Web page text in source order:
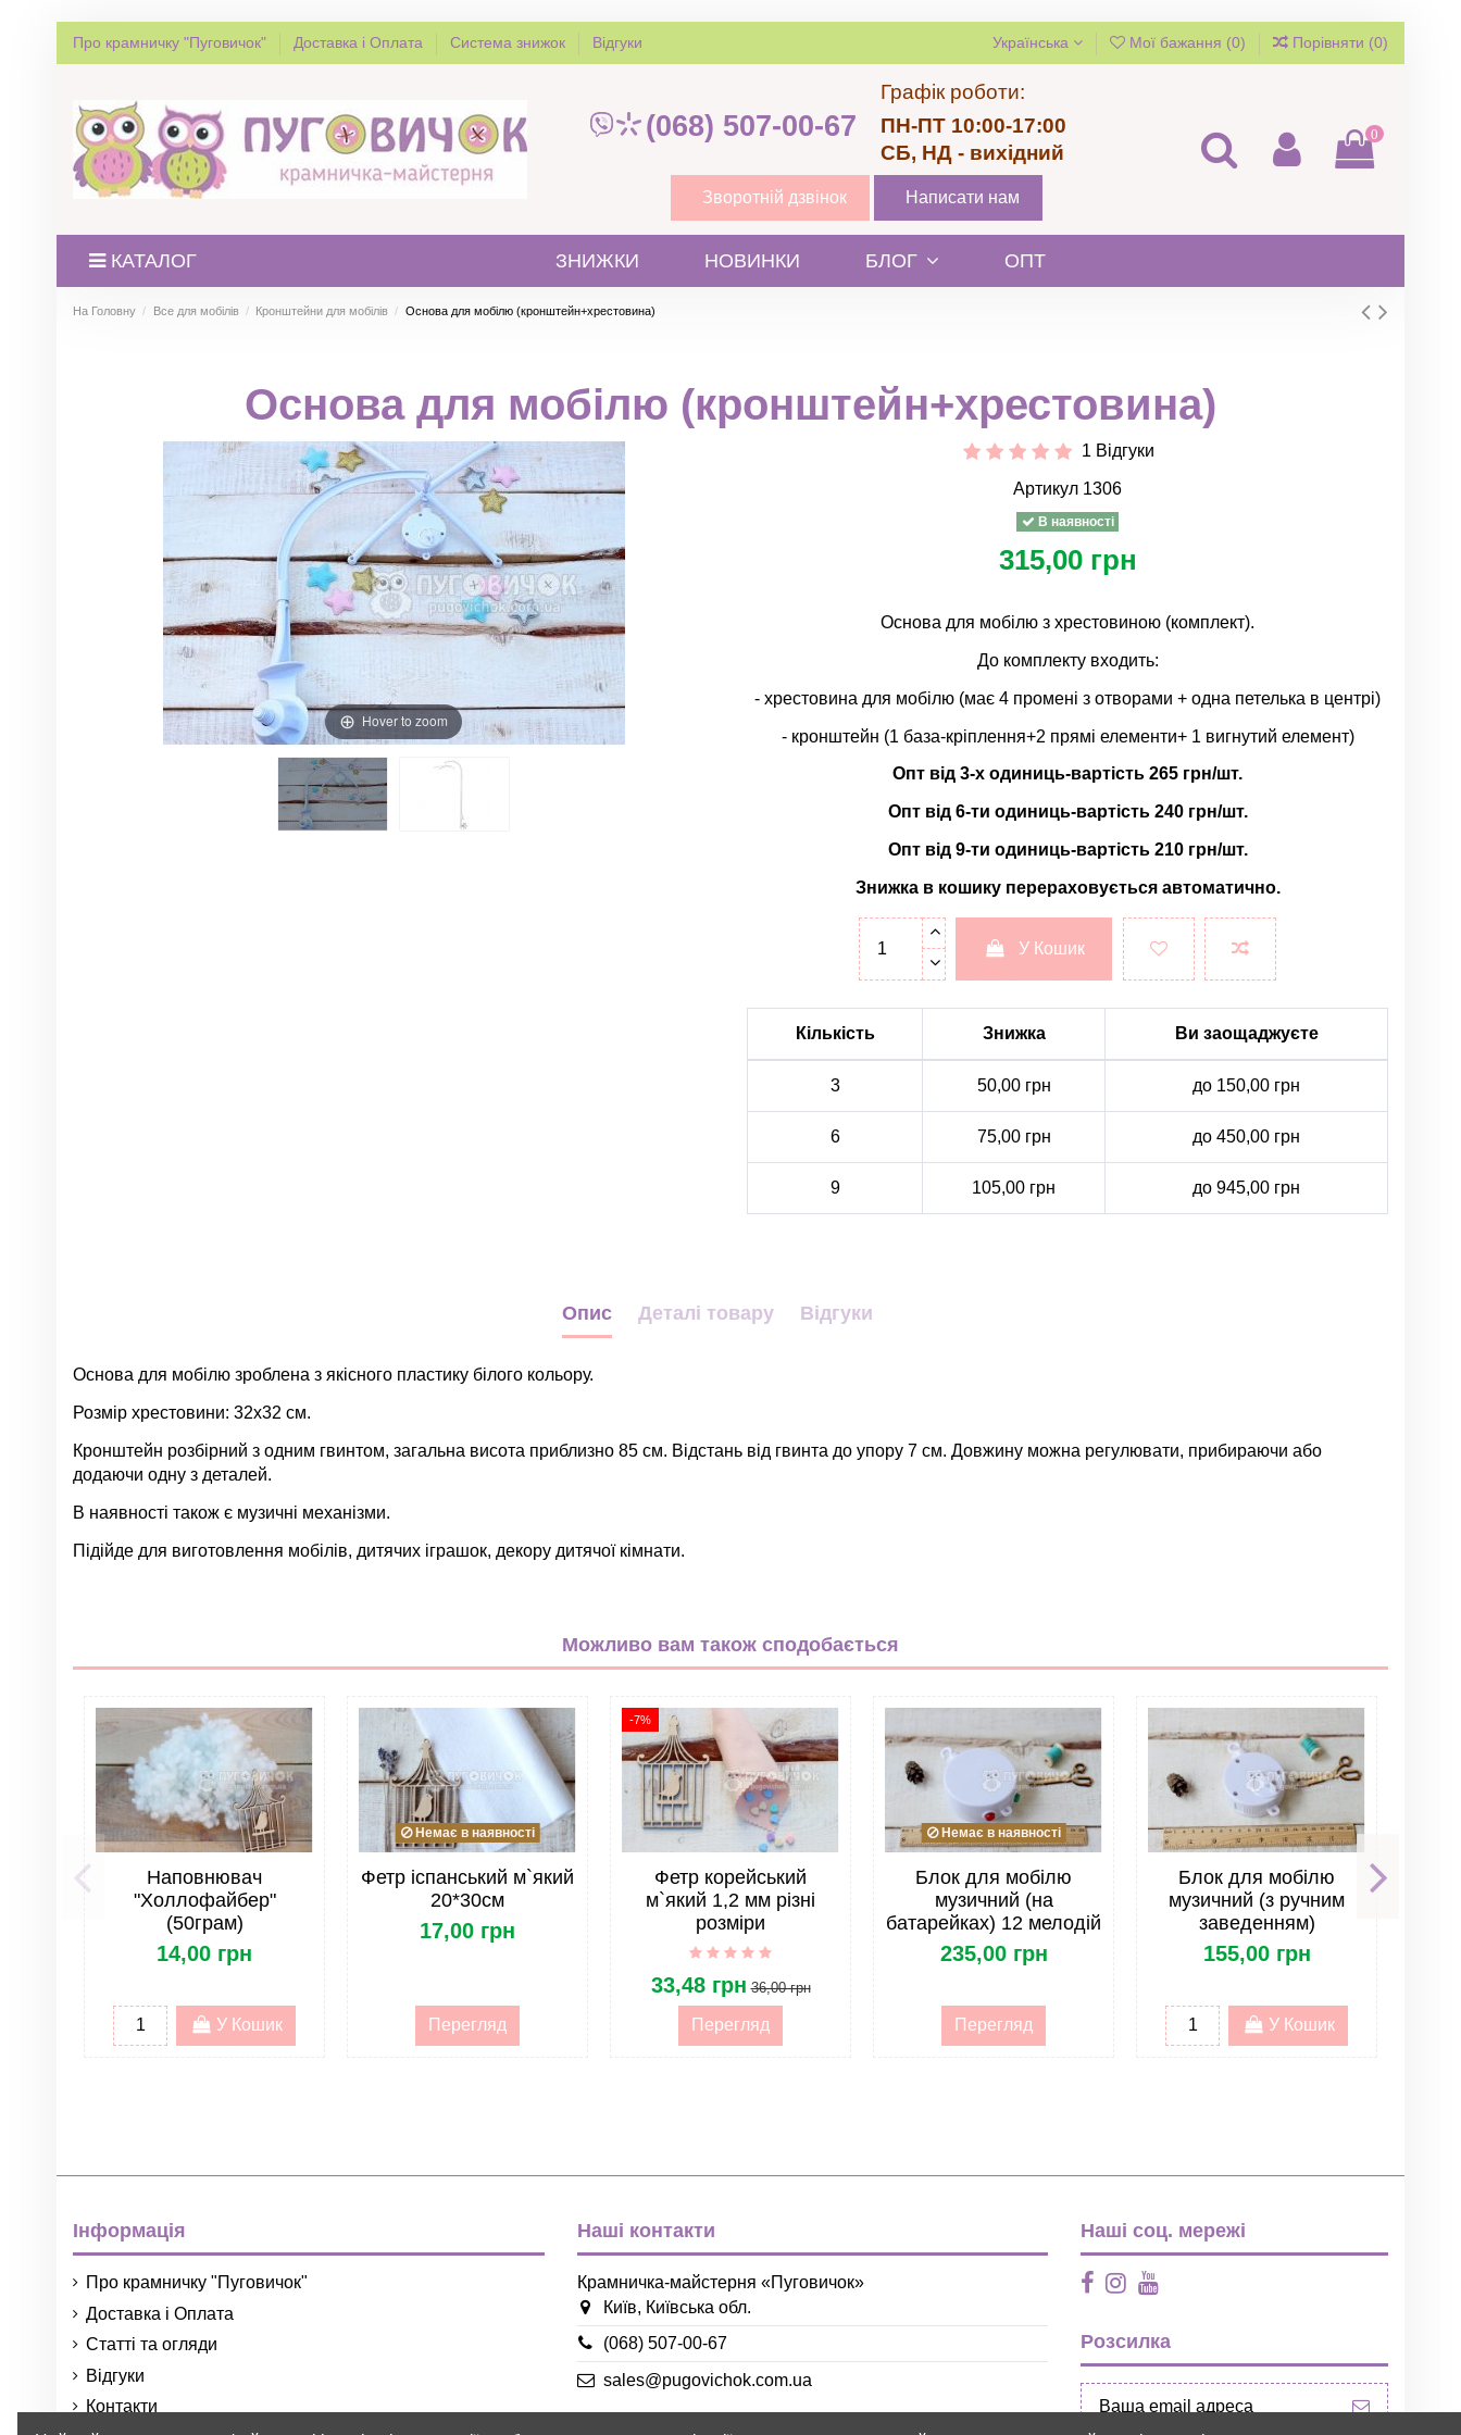
Про крамничку "Пуговичок" Доставка і Оплата Система знижок Відгуки Українська Мої бажання (0) Порівняти (0)
(068) 507-00-67
Графік роботи:
ПН-ПТ 10:00-17:00
СБ, НД - вихідний
Зворотній дзвінок Написати нам
0
КАТАЛОГ ЗНИЖКИ НОВИНКИ БЛОГ ОПТ
На Головну Все для мобілів Кронштейни для мобілів Основа для мобілю (кронштейн+хрестовина)
Основа для мобілю (кронштейн+хрестовина)
Hover to zoom
1 Відгуки
Артикул 1306
В наявності
315,00 грн
Основа для мобілю з хрестовиною (комплект).
До комплекту входить:
- хрестовина для мобілю (має 4 промені з отворами + одна петелька в центрі)
- кронштейн (1 база-кріплення+2 прямі елементи+ 1 вигнутий елемент)
Опт від 3-х одиниць-вартість 265 грн/шт.
Опт від 6-ти одиниць-вартість 240 грн/шт.
Опт від 9-ти одиниць-вартість 210 грн/шт.
Знижка в кошику перераховується автоматично.
У Кошик
Кількість Знижка Ви заощаджуєте
3 50,00 грн до 150,00 грн
6 75,00 грн до 450,00 грн
9 105,00 грн до 945,00 грн
Опис Деталі товару Відгуки
Основа для мобілю зроблена з якісного пластику білого кольору.
Розмір хрестовини: 32х32 см.
Кронштейн розбірний з одним гвинтом, загальна висота приблизно 85 см. Відстань від гвинта до упору 7 см. Довжину можна регулювати, прибираючи або
додаючи одну з деталей.
В наявності також є музичні механізми.
Підійде для виготовлення мобілів, дитячих іграшок, декору дитячої кімнати.
Тип Основа
Країна Китай
Опт опт
Все для мобілів. Тип виробу Основа для кріплення
ОПТ. Тип товару Кріплення для мобіля
ОПТ. Група товару Все для мобілю
клас
Заказывала ребенку, хорошее качество, прочный и легкий в использовании, можно регулировать высоту с помощью дополнительной палки. Рекомендую!!!
відОльга Сенько на 2021-09-09
Можливо вам також сподобається
Наповнювач
"Холлофайбер"
(50грам)
14,00 грн
У Кошик
Немає в наявності
Фетр іспанський м`який
20*30см
17,00 грн
Перегляд
-7%
Фетр корейський
м`який 1,2 мм різні
розміри
33,48 грн 36,00 грн
Перегляд
Немає в наявності
Блок для мобілю
музичний (на
батарейках) 12 мелодій
235,00 грн
Перегляд
Блок для мобілю
музичний (з ручним
заведенням)
155,00 грн
У Кошик
Інформація
Про крамничку "Пуговичок"
Доставка і Оплата
Статті та огляди
Відгуки
Контакти
Наші контакти
Крамничка-майстерня «Пуговичок»
Київ, Київська обл.
(068) 507-00-67
sales@pugovichok.com.ua
Наші соц. мережі
Розсилка